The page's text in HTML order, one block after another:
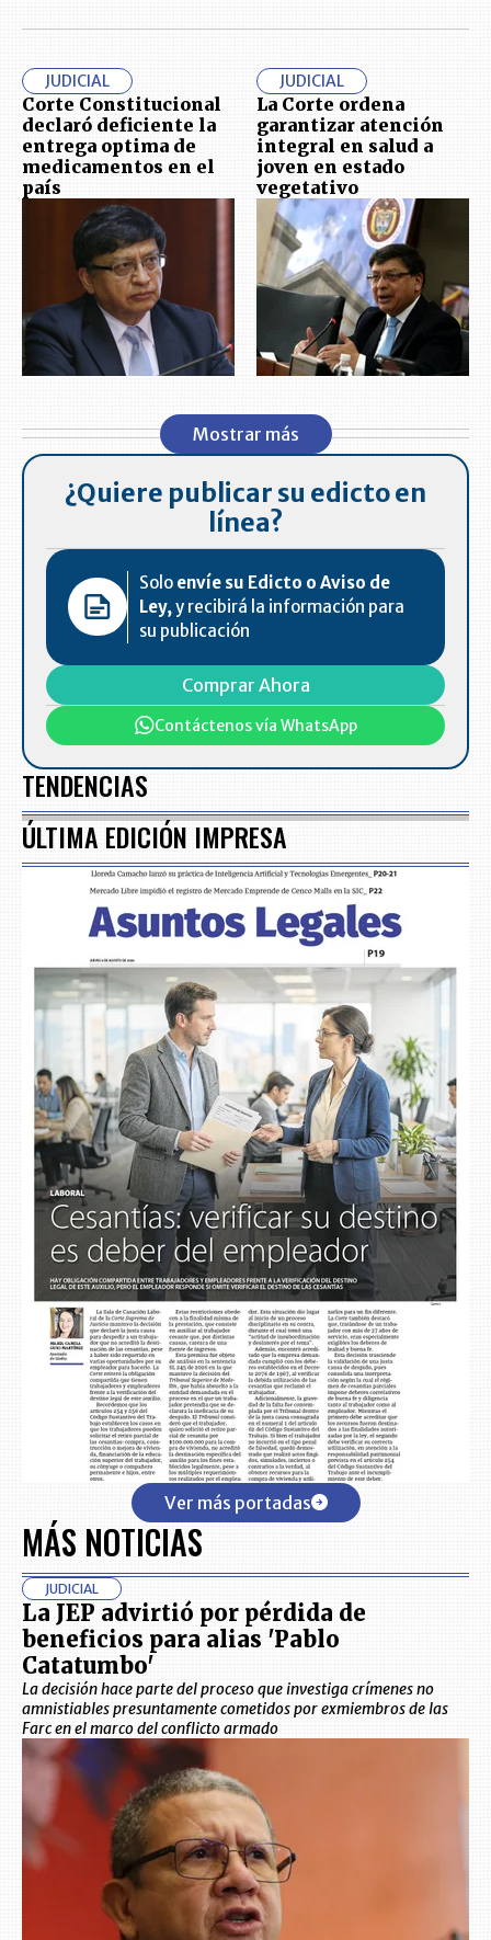
JUDICIAL
Corte Constitucional
declaró deficiente la
entrega optima de
medicamentos en el
país
JUDICIAL
La Corte ordena
garantizar atención
integral en salud a
joven en estado
vegetativo
Mostrar más
¿Quiere publicar su edicto en
línea?
Solo envíe su Edicto o Aviso de
Ley,y recibirá la información para
su publicación
Comprar Ahora
Contáctenos vía WhatsApp
TENDENCIAS
ÚLTIMA EDICIÓN IMPRESA
Ver más portadas
MÁS NOTICIAS
JUDICIAL
La JEP advirtió por pérdida de
beneficios para alias 'Pablo
Catatumbo'
La decisión hace parte del proceso que investiga crímenes no
amnistiables presuntamente cometidos por exmiembros de las
Farc en el marco del conflicto armado